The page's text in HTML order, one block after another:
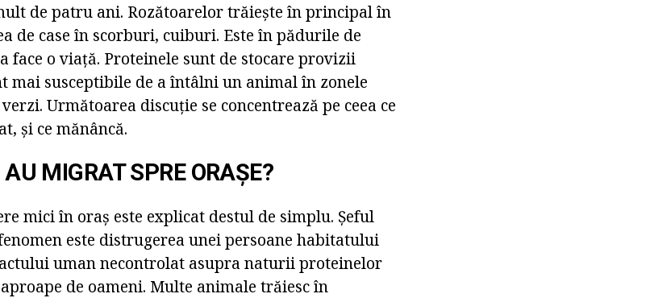
de patru ani. Rozătoarelor trăiește în principal în
de case în scorburi, cuiburi. Este în pădurile de
face o viață. Proteinele sunt de stocare provizii
mai susceptibile de a întâlni un animal în zonele
Următoarea discuție se concentrează pe ceea ce
și ce mănâncă.
AU MIGRAT SPRE ORAȘE?
mici în oraș este explicat destul de simplu. Șeful
este distrugerea unei persoane habitatului
uman necontrolat asupra naturii proteinelor
de oameni. Multe animale trăiesc în